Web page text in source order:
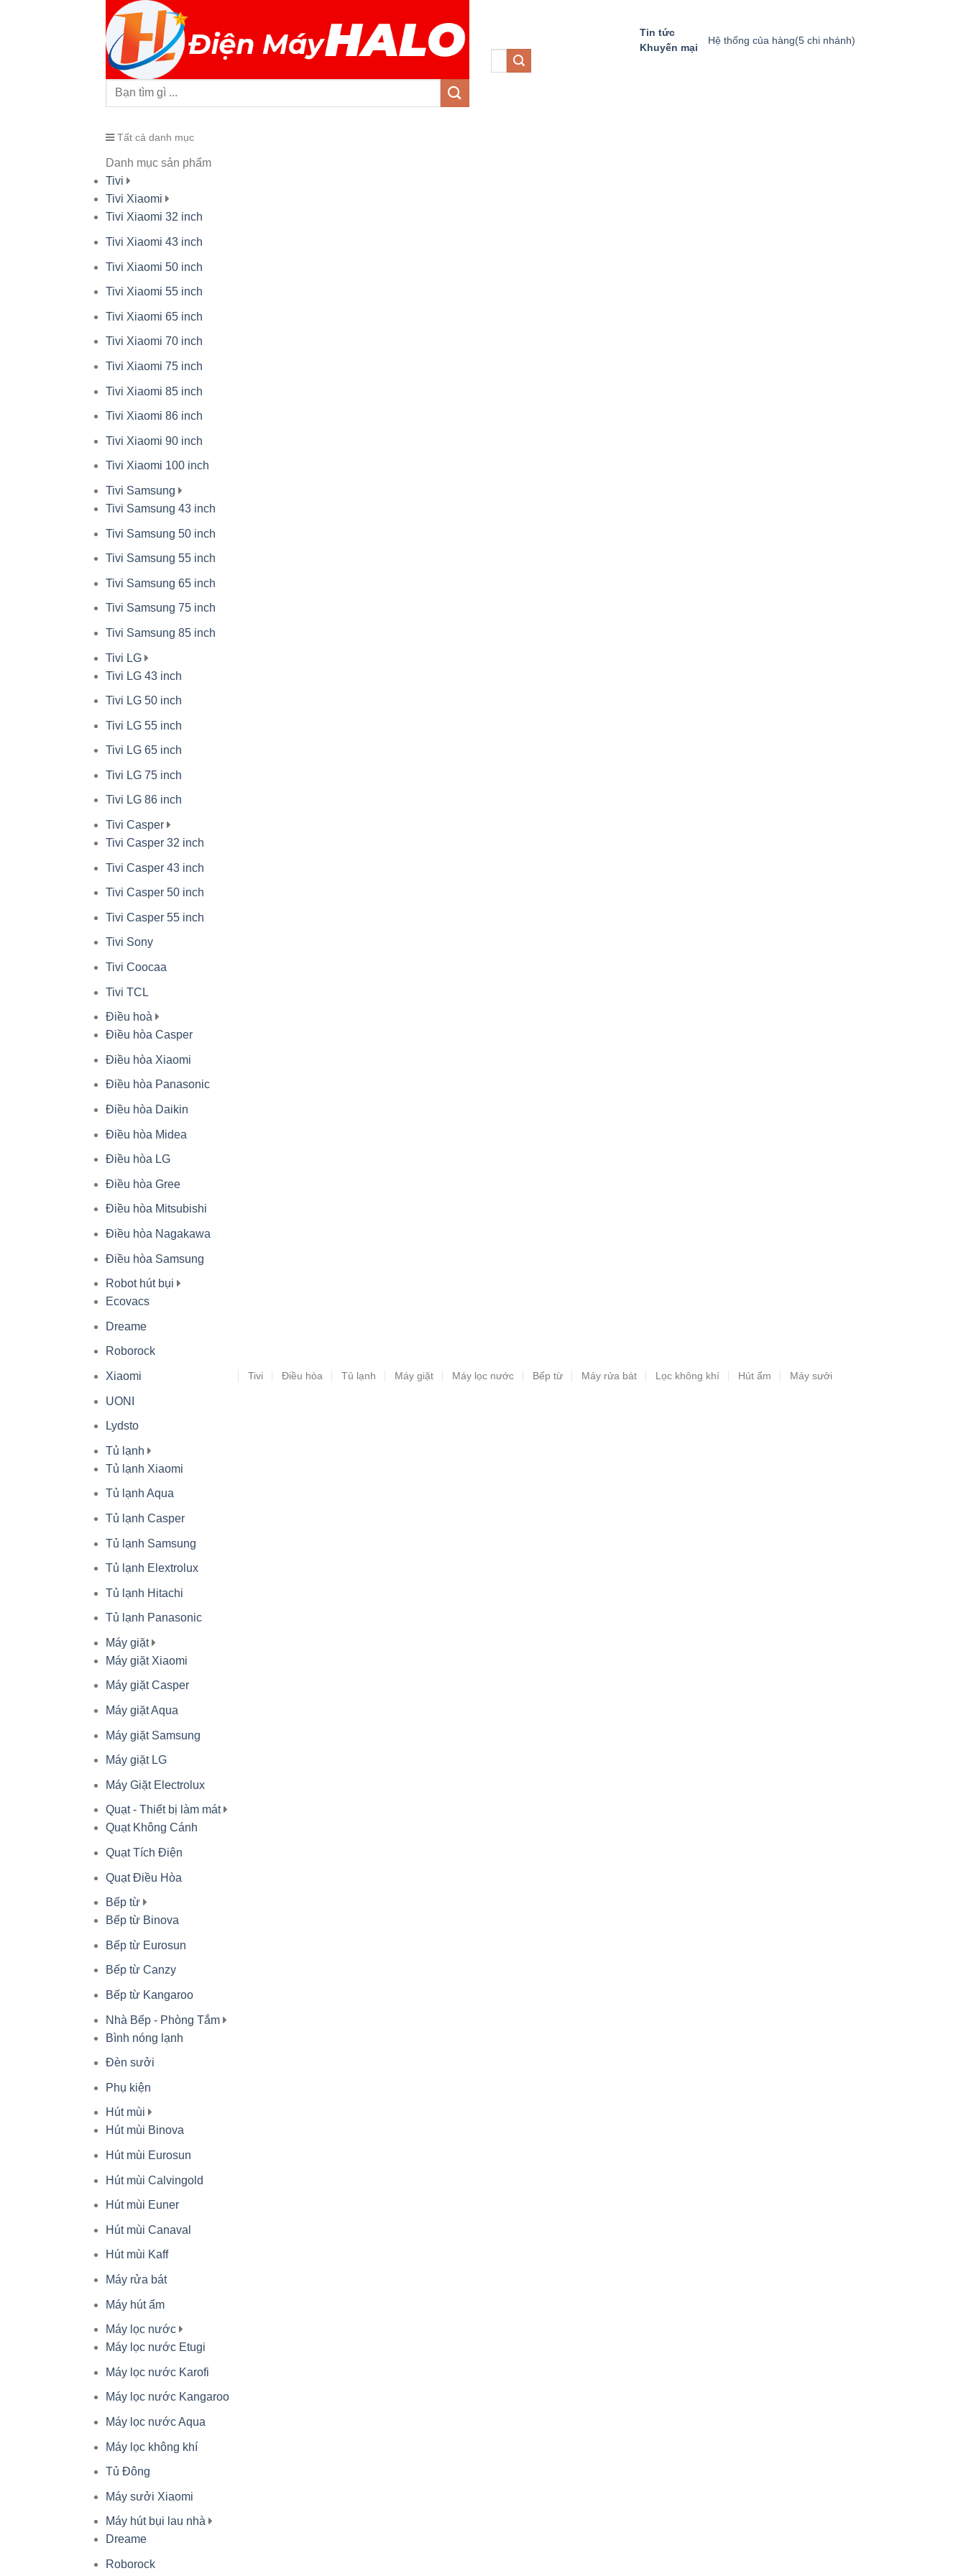
Tin tức
Khuyến mại
Hệ thống của hàng(5 chi nhánh)
Tất cả danh mục
Danh mục sản phẩm
Tivi
Tivi Xiaomi
Tivi Xiaomi 32 inch
Tivi Xiaomi 43 inch
Tivi Xiaomi 50 inch
Tivi Xiaomi 55 inch
Tivi Xiaomi 65 inch
Tivi Xiaomi 70 inch
Tivi Xiaomi 75 inch
Tivi Xiaomi 85 inch
Tivi Xiaomi 86 inch
Tivi Xiaomi 90 inch
Tivi Xiaomi 100 inch
Tivi Samsung
Tivi Samsung 43 inch
Tivi Samsung 50 inch
Tivi Samsung 55 inch
Tivi Samsung 65 inch
Tivi Samsung 75 inch
Tivi Samsung 85 inch
Tivi LG
Tivi LG 43 inch
Tivi LG 50 inch
Tivi LG 55 inch
Tivi LG 65 inch
Tivi LG 75 inch
Tivi LG 86 inch
Tivi Casper
Tivi Casper 32 inch
Tivi Casper 43 inch
Tivi Casper 50 inch
Tivi Casper 55 inch
Tivi Sony
Tivi Coocaa
Tivi TCL
Điều hoà
Điều hòa Casper
Điều hòa Xiaomi
Điều hòa Panasonic
Điều hòa Daikin
Điều hòa Midea
Điều hòa LG
Điều hòa Gree
Điều hòa Mitsubishi
Điều hòa Nagakawa
Điều hòa Samsung
Robot hút bụi
Ecovacs
Dreame
Roborock
Xiaomi
UONI
Lydsto
Tủ lạnh
Tủ lạnh Xiaomi
Tủ lạnh Aqua
Tủ lạnh Casper
Tủ lạnh Samsung
Tủ lạnh Elextrolux
Tủ lạnh Hitachi
Tủ lạnh Panasonic
Máy giặt
Máy giặt Xiaomi
Máy giặt Casper
Máy giặt Aqua
Máy giặt Samsung
Máy giặt LG
Máy Giặt Electrolux
Quạt - Thiết bị làm mát
Quạt Không Cánh
Quạt Tích Điện
Quạt Điều Hòa
Bếp từ
Bếp từ Binova
Bếp từ Eurosun
Bếp từ Canzy
Bếp từ Kangaroo
Nhà Bếp - Phòng Tắm
Bình nóng lạnh
Đèn sưởi
Phụ kiện
Hút mùi
Hút mùi Binova
Hút mùi Eurosun
Hút mùi Calvingold
Hút mùi Euner
Hút mùi Canaval
Hút mùi Kaff
Máy rửa bát
Máy hút ẩm
Máy lọc nước
Máy lọc nước Etugi
Máy lọc nước Karofi
Máy lọc nước Kangaroo
Máy lọc nước Aqua
Máy lọc không khí
Tủ Đông
Máy sưởi Xiaomi
Máy hút bụi lau nhà
Dreame
Roborock
Tivi Điều hòa Tủ lạnh Máy giặt Máy lọc nước Bếp từ Máy rửa bát Lọc không khí Hút ẩm Máy sưởi